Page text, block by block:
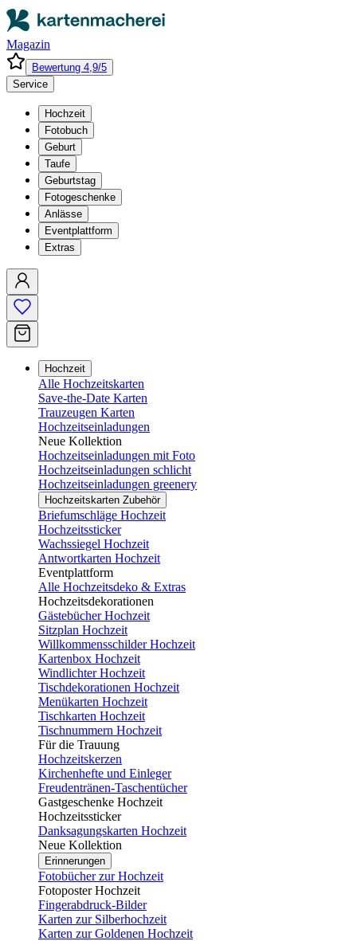
Magazin
Bewertung 4,9/5
Service
Hochzeit
Fotobuch
Geburt
Taufe
Geburtstag
Fotogeschenke
Anlässe
Eventplattform
Extras
Hochzeit
Alle Hochzeitskarten
Save-the-Date Karten
Trauzeugen Karten
Hochzeitseinladungen
Neue Kollektion
Hochzeitseinladungen mit Foto
Hochzeitseinladungen schlicht
Hochzeitseinladungen greenery
Hochzeitskarten Zubehör
Briefumschläge Hochzeit
Hochzeitssticker
Wachssiegel Hochzeit
Antwortkarten Hochzeit
Eventplattform
Alle Hochzeitsdeko & Extras
Hochzeitsdekorationen
Gästebücher Hochzeit
Sitzplan Hochzeit
Willkommensschilder Hochzeit
Kartenbox Hochzeit
Windlichter Hochzeit
Tischdekorationen Hochzeit
Menükarten Hochzeit
Tischkarten Hochzeit
Tischnummern Hochzeit
Für die Trauung
Hochzeitskerzen
Kirchenhefte und Einleger
Freudentränen-Taschentücher
Gastgeschenke Hochzeit
Hochzeitssticker
Danksagungskarten Hochzeit
Neue Kollektion
Erinnerungen
Fotobücher zur Hochzeit
Fotoposter Hochzeit
Fingerabdruck-Bilder
Karten zur Silberhochzeit
Karten zur Goldenen Hochzeit